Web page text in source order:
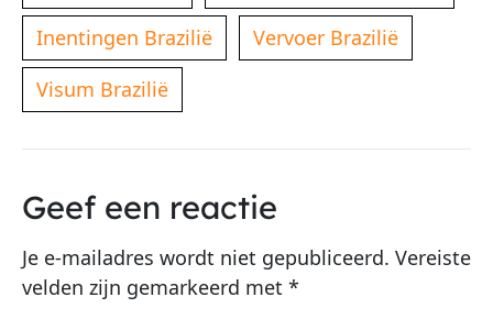
Inentingen Brazilië
Vervoer Brazilië
Visum Brazilië
Geef een reactie
Je e-mailadres wordt niet gepubliceerd. Vereiste
velden zijn gemarkeerd met *